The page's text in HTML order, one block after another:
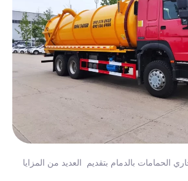
الحمامات بالدمام بتقديم العديد من المزايا